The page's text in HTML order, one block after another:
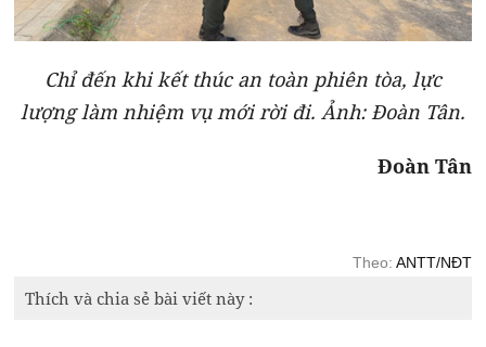
Chỉ đến khi kết thúc an toàn phiên tòa, lực
lượng làm nhiệm vụ mới rời đi. Ảnh: Đoàn Tân.
Đoàn Tân
Theo: ANTT/NĐT
Thích và chia sẻ bài viết này :